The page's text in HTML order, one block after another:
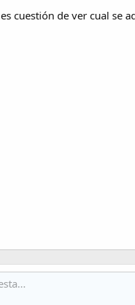
cuestión de ver cual se